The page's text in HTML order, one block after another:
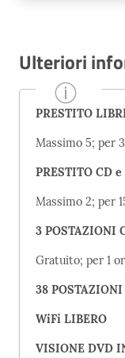
Ulteriori
PRESTITO
Massimo 5; per
PRESTITO CD
Massimo 2; per
3 POSTAZIONI
Gratuito; per 1
38
WiFi LIBERO
VISIONE DVD